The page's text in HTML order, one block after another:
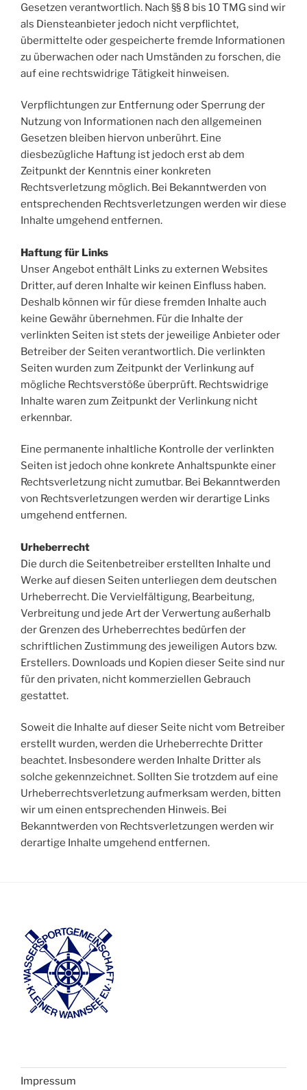
Gesetzen verantwortlich. Nach §§ 8 bis 10 TMG sind wir
als Diensteanbieter jedoch nicht verpflichtet,
übermittelte oder gespeicherte fremde Informationen
zu überwachen oder nach Umständen zu forschen, die
auf eine rechtswidrige Tätigkeit hinweisen.
Verpflichtungen zur Entfernung oder Sperrung der
Nutzung von Informationen nach den allgemeinen
Gesetzen bleiben hiervon unberührt. Eine
diesbezügliche Haftung ist jedoch erst ab dem
Zeitpunkt der Kenntnis einer konkreten
Rechtsverletzung möglich. Bei Bekanntwerden von
entsprechenden Rechtsverletzungen werden wir diese
Inhalte umgehend entfernen.
Haftung für Links
Unser Angebot enthält Links zu externen Websites
Dritter, auf deren Inhalte wir keinen Einfluss haben.
Deshalb können wir für diese fremden Inhalte auch
keine Gewähr übernehmen. Für die Inhalte der
verlinkten Seiten ist stets der jeweilige Anbieter oder
Betreiber der Seiten verantwortlich. Die verlinkten
Seiten wurden zum Zeitpunkt der Verlinkung auf
mögliche Rechtsverstöße überprüft. Rechtswidrige
Inhalte waren zum Zeitpunkt der Verlinkung nicht
erkennbar.
Eine permanente inhaltliche Kontrolle der verlinkten
Seiten ist jedoch ohne konkrete Anhaltspunkte einer
Rechtsverletzung nicht zumutbar. Bei Bekanntwerden
von Rechtsverletzungen werden wir derartige Links
umgehend entfernen.
Urheberrecht
Die durch die Seitenbetreiber erstellten Inhalte und
Werke auf diesen Seiten unterliegen dem deutschen
Urheberrecht. Die Vervielfältigung, Bearbeitung,
Verbreitung und jede Art der Verwertung außerhalb
der Grenzen des Urheberrechtes bedürfen der
schriftlichen Zustimmung des jeweiligen Autors bzw.
Erstellers. Downloads und Kopien dieser Seite sind nur
für den privaten, nicht kommerziellen Gebrauch
gestattet.
Soweit die Inhalte auf dieser Seite nicht vom Betreiber
erstellt wurden, werden die Urheberrechte Dritter
beachtet. Insbesondere werden Inhalte Dritter als
solche gekennzeichnet. Sollten Sie trotzdem auf eine
Urheberrechtsverletzung aufmerksam werden, bitten
wir um einen entsprechenden Hinweis. Bei
Bekanntwerden von Rechtsverletzungen werden wir
derartige Inhalte umgehend entfernen.
Impressum